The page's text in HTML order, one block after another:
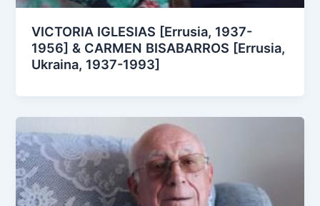
VICTORIA IGLESIAS [Errusia, 1937-
1956] & CARMEN BISABARROS [Errusia,
Ukraina, 1937-1993]